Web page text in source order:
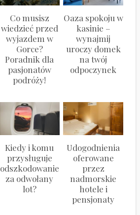
Co musisz
wiedzieć przed
wyjazdem w
Gorce?
Poradnik dla
pasjonatów
podróży!
Oaza spokoju w
kasinie –
wynajmij
uroczy domek
na twój
odpoczynek
Kiedy i komu
przysługuje
odszkodowanie
za odwołany
lot?
Udogodnienia
oferowane
przez
nadmorskie
hotele i
pensjonaty